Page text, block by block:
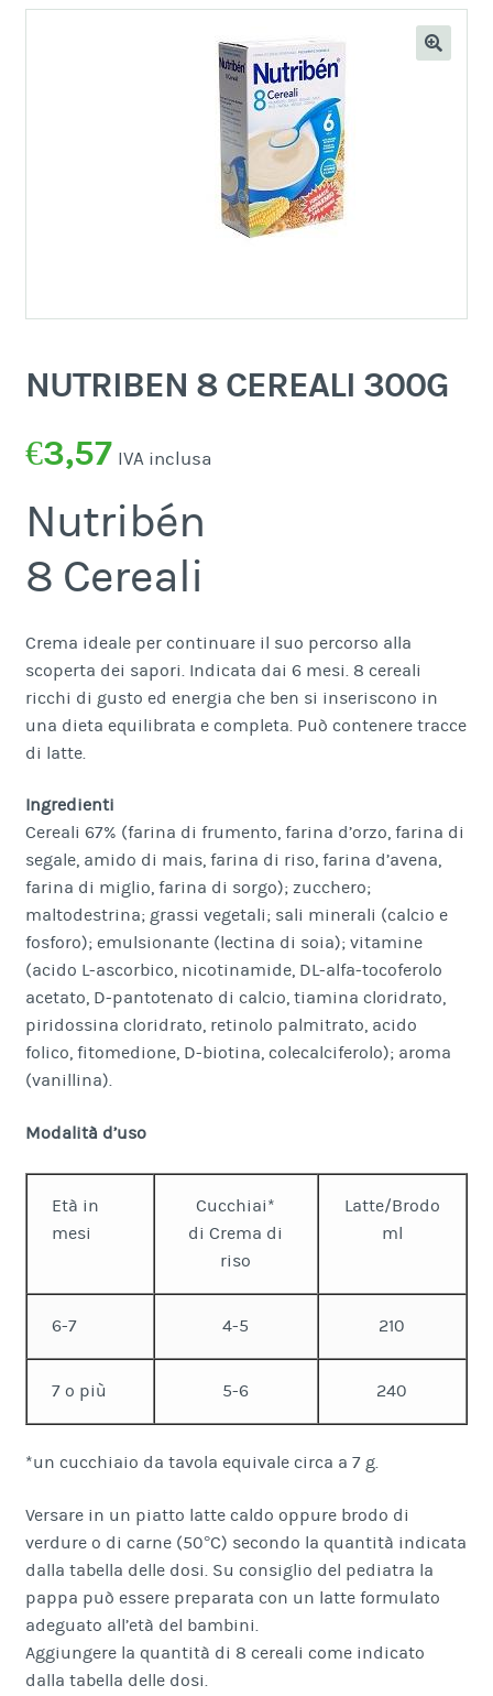
NUTRIBEN 8 CEREALI 300G
€3,57 IVA inclusa
Nutribén
8 Cereali
Crema ideale per continuare il suo percorso alla
scoperta dei sapori. Indicata dai 6 mesi. 8 cereali
ricchi di gusto ed energia che ben si inseriscono in
una dieta equilibrata e completa. Può contenere tracce
di latte.
Ingredienti
Cereali 67% (farina di frumento, farina d’orzo, farina di
segale, amido di mais, farina di riso, farina d’avena,
farina di miglio, farina di sorgo); zucchero;
maltodestrina; grassi vegetali; sali minerali (calcio e
fosforo); emulsionante (lectina di soia); vitamine
(acido L-ascorbico, nicotinamide, DL-alfa-tocoferolo
acetato, D-pantotenato di calcio, tiamina cloridrato,
piridossina cloridrato, retinolo palmitrato, acido
folico, fitomedione, D-biotina, colecalciferolo); aroma
(vanillina).
Modalità d’uso
Età in
mesi
Cucchiai*
di Crema di
riso
Latte/Brodo
ml
6-7 4-5 210
7 o più 5-6 240
*un cucchiaio da tavola equivale circa a 7 g.
Versare in un piatto latte caldo oppure brodo di
verdure o di carne (50°C) secondo la quantità indicata
dalla tabella delle dosi. Su consiglio del pediatra la
pappa può essere preparata con un latte formulato
adeguato all’età del bambini.
Aggiungere la quantità di 8 cereali come indicato
dalla tabella delle dosi.